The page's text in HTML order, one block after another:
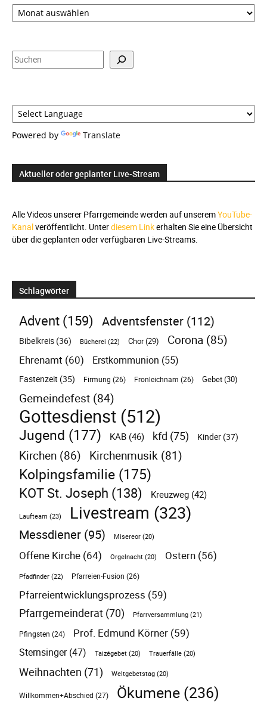
Suche
Suchen
Powered by Translate
Aktueller oder geplanter Live-Stream
Alle Videos unserer Pfarrgemeinde werden auf unseremYouTube-
Kanalveröffentlicht. Unterdiesem Linkerhalten Sie eine Übersicht
über die geplanten oder verfügbaren Live-Streams.
Schlagwörter
Advent(159) Adventsfenster (112)
Bibelkreis (36) Bücherei (22) Chor(29) Corona (85)
Ehrenamt (60) Erstkommunion (55)
Fastenzeit (35) Firmung (26) Fronleichnam (26) Gebet(30)
Gemeindefest (84)
Gottesdienst (512)
Jugend (177) KAB (46) kfd (75) Kinder (37)
Kirchen (86) Kirchenmusik (81)
Kolpingsfamilie (175)
KOT St. Joseph (138) Kreuzweg (42)
Laufteam (23) Livestream (323)
Messdiener (95) Misereor (20)
Offene Kirche (64) Orgelnacht (20) Ostern (56)
Pfadfinder (22) Pfarreien-Fusion (26)
Pfarreientwicklungsprozess (59)
Pfarrgemeinderat (70) Pfarrversammlung (21)
Pfingsten (24) Prof. Edmund Körner (59)
Sternsinger(47) Taizégebet (20) Trauerfälle (20)
Weihnachten (71) Weltgebetstag (20)
Willkommen+Abschied (27) Ökumene (236)